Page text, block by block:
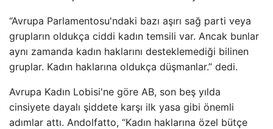
“Avrupa Parlamentosu'ndaki bazı aşırı sağ parti veya
grupların oldukça ciddi kadın temsili var. Ancak bunlar
aynı zamanda kadın haklarını desteklemediği bilinen
gruplar. Kadın haklarına oldukça düşmanlar.” dedi.
Avrupa Kadın Lobisi'ne göre AB, son beş yılda
cinsiyete dayalı şiddete karşı ilk yasa gibi önemli
adımlar attı. Andolfatto, “Kadın haklarına özel bütçe